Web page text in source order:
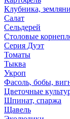
Клубника,
Салат
Сельдерей
Столовые
Серия Дуэт
Томаты
Тыква
Укроп
Фасоль, бобы,
Цветочные
Шпинат, спаржа
Щавель